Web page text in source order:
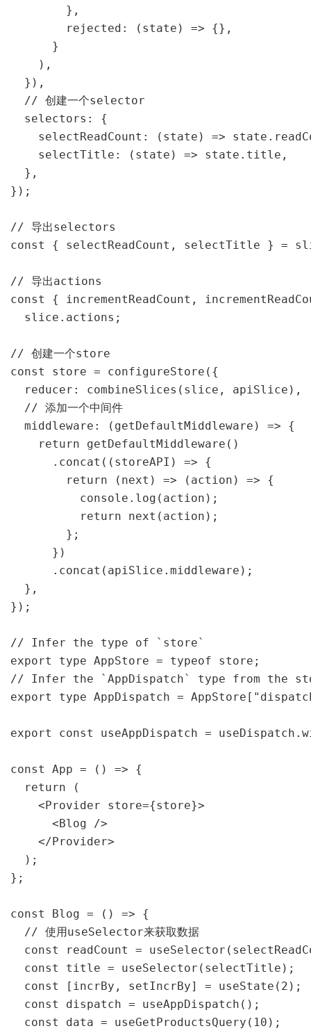
        },
        rejected: (state) => {},
      }
    ),
  }),
  // 创建一个selector
  selectors: {
selectReadCount: (state) =>
    selectTitle: (state) => state.title,
  },
});
// 导出selectors
const { selectReadCount, selectTitle } =
// 导出actions
const { incrementReadCount,
  slice.actions;
// 创建一个store
const store = configureStore({
  reducer: combineSlices(slice, apiSlice),
  // 添加一个中间件
  middleware: (getDefaultMiddleware) => {
    return getDefaultMiddleware()
      .concat((storeAPI) => {
        return (next) => (action) => {
          console.log(action);
          return next(action);
        };
      })
      .concat(apiSlice.middleware);
  },
});
// Infer the type of `store`
export type AppStore = typeof store;
// Infer the `AppDispatch` type from the
export type AppDispatch =
export const useAppDispatch =
const App = () => {
  return (
    <Provider store={store}>
      <Blog />
    </Provider>
  );
};
const Blog = () => {
  // 使用useSelector来获取数据
const readCount =
  const title = useSelector(selectTitle);
  const [incrBy, setIncrBy] = useState(2);
  const dispatch = useAppDispatch();
  const data = useGetProductsQuery(10);